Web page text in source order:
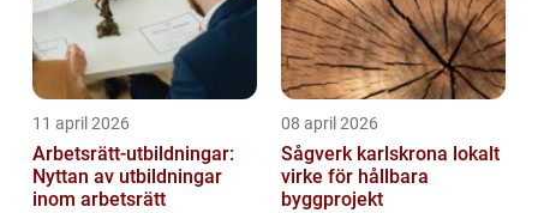
11 april 2026
Arbetsrätt-utbildningar:
Nyttan av utbildningar
inom arbetsrätt
08 april 2026
Sågverk karlskrona lokalt
virke för hållbara
byggprojekt